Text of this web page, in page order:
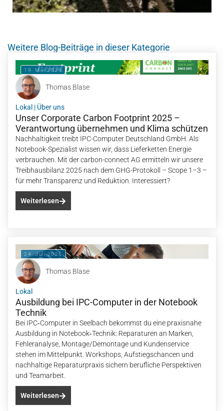
Weitere Blog-Beiträge in dieser Kategorie
19. Mai 2026
Thomas Blase
Lokal | Über uns
Unser Corporate Carbon Footprint 2025 –
Verantwortung übernehmen und Klima schützen
Nachhaltigkeit treibt IPC-Computer Deutschland GmbH. Als
Notebook-Spezialist wissen wir, dass Lieferketten Energie
verbrauchen. Mit der carbon-connect AG ermitteln wir unsere
Treibhausbilanz 2025 nach dem GHG-Protokoll – Scope 1–3 –
für mehr Transparenz und Reduktion. Interessiert?
Weiterlesen
24. Juli 2025
Thomas Blase
Lokal
Ausbildung bei IPC-Computer in der Notebook
Technik
Bei IPC‑Computer in Seelbach bekommst du eine praxisnahe
Ausbildung in Notebook‑Technik: Reparaturen an Marken,
Fehleranalyse, Montage/Demontage und Kundenservice
stehen im Mittelpunkt. Workshops, Aufstiegschancen und
nachhaltige Reparaturpraxis sichern berufliche Perspektiven
und Teamarbeit.
Weiterlesen